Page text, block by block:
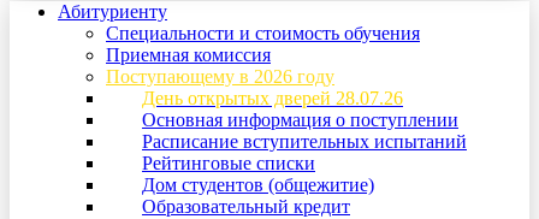
Абитуриенту
Специальности и стоимость обучения
Приемная комиссия
Поступающему в 2026 году
День открытых дверей 28.07.26
Основная информация о поступлении
Расписание вступительных испытаний
Рейтинговые списки
Дом студентов (общежитие)
Образовательный кредит